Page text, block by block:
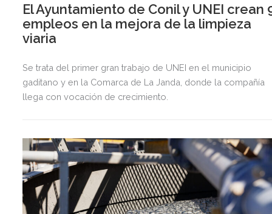
El Ayuntamiento de Conil y UNEI crean
empleos en la mejora de la limpieza
viaria
Se trata del primer gran trabajo de UNEI en el municipio
gaditano y en la Comarca de La Janda, donde la compañía
llega con vocación de crecimiento.